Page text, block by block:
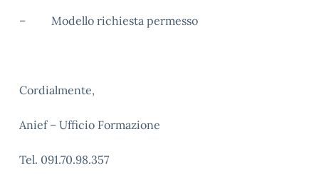
– Modello richiesta permesso
Cordialmente,
Anief – Ufficio Formazione
Tel. 091.70.98.357